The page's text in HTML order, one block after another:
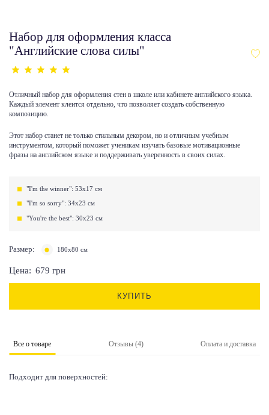
Набор для оформления класса
"Английские слова силы"
Отличный набор для оформления стен в школе или кабинете английского языка.
Каждый элемент клеится отдельно, что позволяет создать собственную
композицию.
Этот набор станет не только стильным декором, но и отличным учебным
инструментом, который поможет ученикам изучать базовые мотивационные
фразы на английском языке и поддерживать уверенность в своих силах.
"I'm the winner": 53х17 см
"I'm so sorry": 34х23 см
"You're the best": 30х23 см
Размер: 180х80 см
Цена: 679 грн
КУПИТЬ
Все о товаре Отзывы (4) Оплата и доставка
Подходит для поверхностей: